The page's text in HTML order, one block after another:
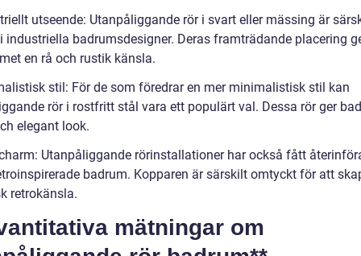
utseende: Utanpåliggande rör i svart eller mässing är
industriella badrumsdesigner. Deras framträdande placering
en rå och rustik känsla.
stil: För de som föredrar en mer minimalistisk stil kan
rör i rostfritt stål vara ett populärt val. Dessa rör ger
elegant look.
Utanpåliggande rörinstallationer har också fått
badrum. Kopparen är särskilt omtyckt för att
retrokänsla.
mätningar om